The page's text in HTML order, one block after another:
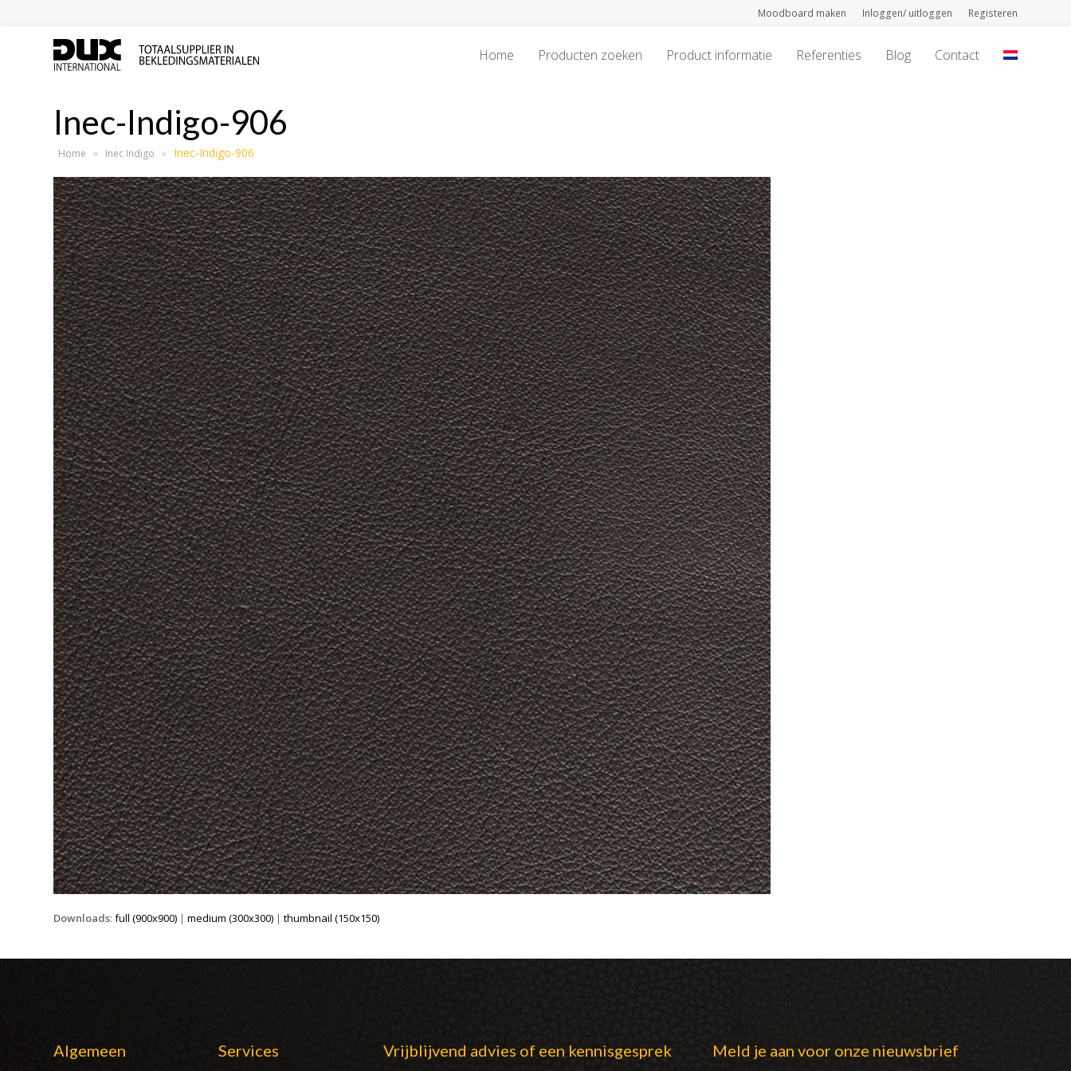
Moodboard maken Inloggen/ uitloggen Registeren
Home Producten zoeken Product informatie Referenties Blog Contact
Inec-Indigo-906
Home » Inec Indigo » Inec-Indigo-906
Downloads:full (900x900) |medium (300x300) |thumbnail (150x150)
Algemeen Services Vrijblijvend advies of een kennisgesprek Meld je aan voor onze nieuwsbrief